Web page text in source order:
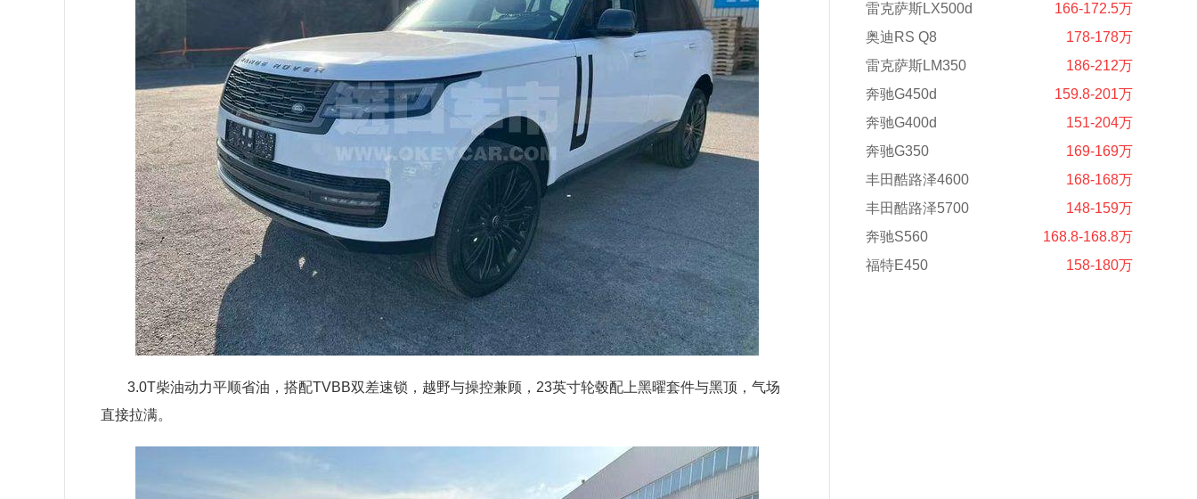
3.0T柴油动力平顺省油，搭配TVBB双差速锁，越野与操控兼顾，23英寸轮毂配上黑曜套件与黑顶，气场
直接拉满。
雷克萨斯LX500d
166-172.5万
奥迪RS Q8
178-178万
雷克萨斯LM350
186-212万
奔驰G450d
159.8-201万
奔驰G400d
151-204万
奔驰G350
169-169万
丰田酷路泽4600
168-168万
丰田酷路泽5700
148-159万
奔驰S560
168.8-168.8万
福特E450
158-180万